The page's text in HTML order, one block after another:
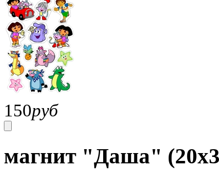
150руб
магнит "Даша"